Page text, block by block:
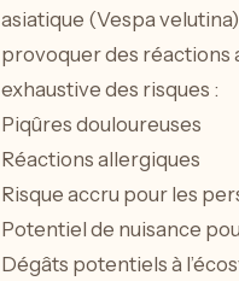
asiatique (Vespa
provoquer des réactions
exhaustive des risques :
Piqûres douloureuses
Réactions allergiques
Risque accru pour les
Potentiel de nuisance
Dégâts potentiels à